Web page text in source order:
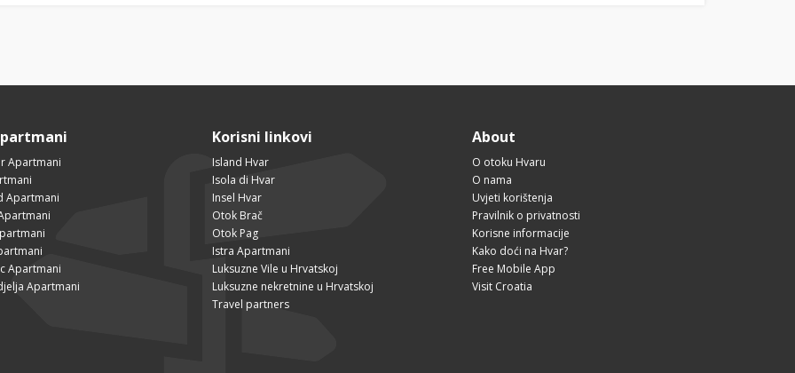
Apartmani
Apartmani
Apartmani
Apartmani
Korisni linkovi
Island Hvar
Isola di Hvar
Insel Hvar
Otok Brač
Otok Pag
Istra Apartmani
Luksuzne Vile u Hrvatskoj
Luksuzne nekretnine u Hrvatskoj
Travel partners
About
O otoku Hvaru
O nama
Uvjeti korištenja
Pravilnik o privatnosti
Korisne informacije
Kako doći na Hvar?
Free Mobile App
Visit Croatia